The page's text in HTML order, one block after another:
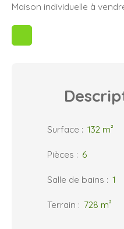
Maison individuelle à
Surface : 132 m²
Pièces : 6
Salle de bains : 1
Terrain : 728 m²